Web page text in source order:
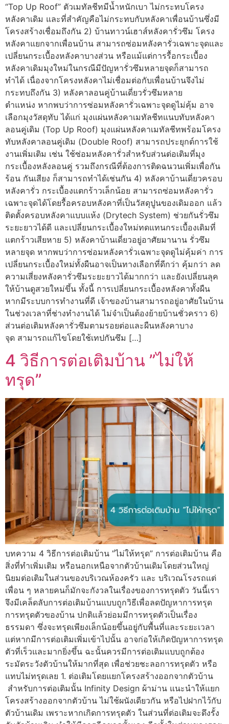
“Top Up Roof” ตัวเมทัลชีทมีน้ำหนักเบา ไม่กระทบโครง
หลังคาเดิม และที่สำคัญคือไม่กระทบกับหลังคาเพื่อนบ้านซึ่งมี
โครงสร้างเชื่อมถึงกัน 2) บ้านทาวน์เฮาส์หลังคารั่วซึม โครง
หลังคาแยกจากเพื่อนบ้าน สามารถซ่อมหลังคารั่วเฉพาะจุดและ
เปลี่ยนกระเบื้องหลังคาบางส่วน หรือแม้แต่การรื้อกระเบื้อง
หลังคาเดิมมุงใหม่ในกรณีมีปัญหารั่วซึมหลายจุดก็สามารถ
ทำได้ เนื่องจากโครงหลังคาไม่เชื่อมต่อกับเพื่อนบ้านจึงไม่
กระทบถึงกัน 3) หลังคาลอนคู่บ้านเดี่ยวรั่วซึมหลาย
ตำแหน่ง หากพบว่าการซ่อมหลังคารั่วเฉพาะจุดดูไม่คุ้ม อาจ
เลือกมุงวัสดุทับ ได้แก่ มุงแผ่นหลังคาเมทัลชีทแนบทับหลังคา
ลอนคู่เดิม (Top Up Roof) มุงแผ่นหลังคาเมทัลชีทพร้อมโครง
ทับหลังคาลอนคู่เดิม (Double Roof) สามารถประยุกต์การใช้
งานเพิ่มเติม เช่น ใช้ซ่อมหลังคารั่วสำหรับส่วนต่อเติมที่มุง
กระเบื้องหลังลอนคู่ รวมถึงกรณีที่ต้องการติดฉนวนเพิ่มเพื่อกัน
ร้อน กันเสียง ก็สามารถทำได้เช่นกัน 4) หลังคาบ้านเดี่ยวครอบ
หลังคารั่ว กระเบื้องแตกร้าวเล็กน้อย สามารถซ่อมหลังคารั่ว
เฉพาะจุดได้โดยรื้อครอบหลังคาที่เป็นวัสดุปูนของเดิมออก แล้ว
ติดตั้งครอบหลังคาแบบแห้ง (Drytech System) ช่วยกันรั่วซึม
ระยะยาวได้ดี และเปลี่ยนกระเบื้องใหม่ทดแทนกระเบื้องเดิมที่
แตกร้าวเสียหาย 5) หลังคาบ้านเดี่ยวอยู่อาศัยมานาน รั่วซึม
หลายจุด หากพบว่าการซ่อมหลังคารั่วเฉพาะจุดดูไม่คุ้มค่า การ
เปลี่ยนกระเบื้องใหม่ทั้งผืนอาจเป็นทางเลือกที่ดีกว่า คุ้มกว่า ลด
ความเสี่ยงหลังคารั่วซึมระยะยาวได้มากกว่า และยังเปลี่ยนลุค
ให้บ้านดูสวยใหม่ขึ้น ทั้งนี้ การเปลี่ยนกระเบื้องหลังคาทั้งผืน
หากมีระบบการทำงานที่ดี เจ้าของบ้านสามารถอยู่อาศัยในบ้าน
ในช่วงเวลาที่ช่างทำงานได้ ไม่จำเป็นต้องย้ายบ้านชั่วคราว 6)
ส่วนต่อเติมหลังคารั่วซึมตามรอยต่อและผืนหลังคาบาง
จุด สามารถแก้ไขโดยใช้เทปกันซึม […]
4 วิธีการต่อเติมบ้าน ”ไม่ให้
ทรุด”
บทความ 4 วิธีการต่อเติมบ้าน ”ไม่ให้ทรุด” การต่อเติมบ้าน คือ
สิ่งที่ทำเพิ่มเติม หรือนอกเหนือจากตัวบ้านเดิมโดยส่วนใหญ่
นิยมต่อเติมในส่วนของบริเวณห้องครัว และ บริเวณโรงรถแต่
เพื่อน ๆ หลายคนก็มักจะกังวลในเรื่องของการทรุดตัว วันนี้เรา
จึงมีเคล็ดลับการต่อเติมบ้านแบบถูกวิธีเพื่อลดปัญหาการทรุด
การทรุดตัวของบ้าน ปกติแล้วย่อมมีการทรุดตัวเป็นเรื่อง
ธรรมดา ซึ่งจะทรุดเพียงเล็กน้อยขึ้นอยู่กับพื้นที่และระยะเวลา
แต่หากมีการต่อเติมเพิ่มเข้าไปนั้น อาจก่อให้เกิดปัญหาการทรุด
ตัวที่เร็วและมากยิ่งขึ้น ฉะนั้นควรมีการต่อเติมแบบถูกต้อง
ระมัดระวังตัวบ้านให้มากที่สุด เพื่อช่วยชะลอการทรุดตัว หรือ
แทบไม่ทรุดเลย 1. ต่อเติมโดยแยกโครงสร้างออกจากตัวบ้าน
สำหรับการต่อเติมนั้น Infinity Design ผ้าม่าน แนะนำให้แยก
โครงสร้างออกจากตัวบ้าน ไม่ใช้ผนังเดียวกัน หรือไปฝากไว้กับ
ตัวบ้านเดิม เพราะหากเกิดการทรุดตัว ในส่วนที่ต่อเติมจะดึงรั้ง